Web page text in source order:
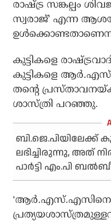
രാഷ്ട്ര സങ്കല്പം
സ്വരാജ്’ എന്ന
കുട്ടികളെ
കുട്ടികളെ
തന്റെ
ശാസ്ത്രി പറഞ്ഞു.
ബി.ജെ.പിയിലേക്ക്
ലഭിച്ചിരുന്നു, അത്
പാര്‍ട്ടി എം.പി